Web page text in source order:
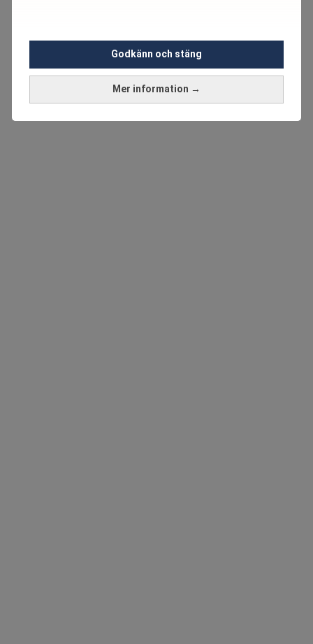
Mer information →
Godkänn och stäng